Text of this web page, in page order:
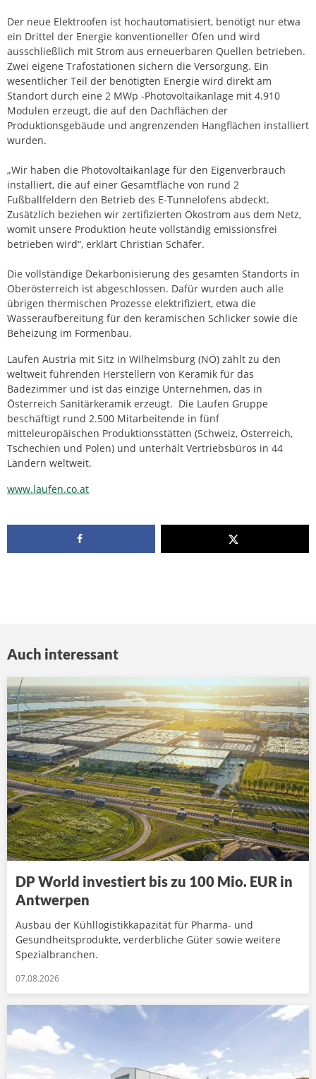
Der neue Elektroofen ist hochautomatisiert, benötigt nur etwa
ein Drittel der Energie konventioneller Öfen und wird
ausschließlich mit Strom aus erneuerbaren Quellen betrieben.
Zwei eigene Trafostationen sichern die Versorgung. Ein
wesentlicher Teil der benötigten Energie wird direkt am
Standort durch eine 2 MWp -Photovoltaikanlage mit 4.910
Modulen erzeugt, die auf den Dachflächen der
Produktionsgebäude und angrenzenden Hangflächen installiert
wurden.
„Wir haben die Photovoltaikanlage für den Eigenverbrauch
installiert, die auf einer Gesamtfläche von rund 2
Fußballfeldern den Betrieb des E-Tunnelofens abdeckt.
Zusätzlich beziehen wir zertifizierten Ökostrom aus dem Netz,
womit unsere Produktion heute vollständig emissionsfrei
betrieben wird“, erklärt Christian Schäfer.
Die vollständige Dekarbonisierung des gesamten Standorts in
Oberösterreich ist abgeschlossen. Dafür wurden auch alle
übrigen thermischen Prozesse elektrifiziert, etwa die
Wasseraufbereitung für den keramischen Schlicker sowie die
Beheizung im Formenbau.
Laufen Austria mit Sitz in Wilhelmsburg (NÖ) zählt zu den
weltweit führenden Herstellern von Keramik für das
Badezimmer und ist das einzige Unternehmen, das in
Österreich Sanitärkeramik erzeugt. Die Laufen Gruppe
beschäftigt rund 2.500 Mitarbeitende in fünf
mitteleuropäischen Produktionsstätten (Schweiz, Österreich,
Tschechien und Polen) und unterhält Vertriebsbüros in 44
Ländern weltweit.
www.laufen.co.at
Auch interessant
DP World investiert bis zu 100 Mio. EUR in
Antwerpen
Ausbau der Kühllogistikkapazität für Pharma- und
Gesundheitsprodukte, verderbliche Güter sowie weitere
Spezialbranchen.
07.08.2026